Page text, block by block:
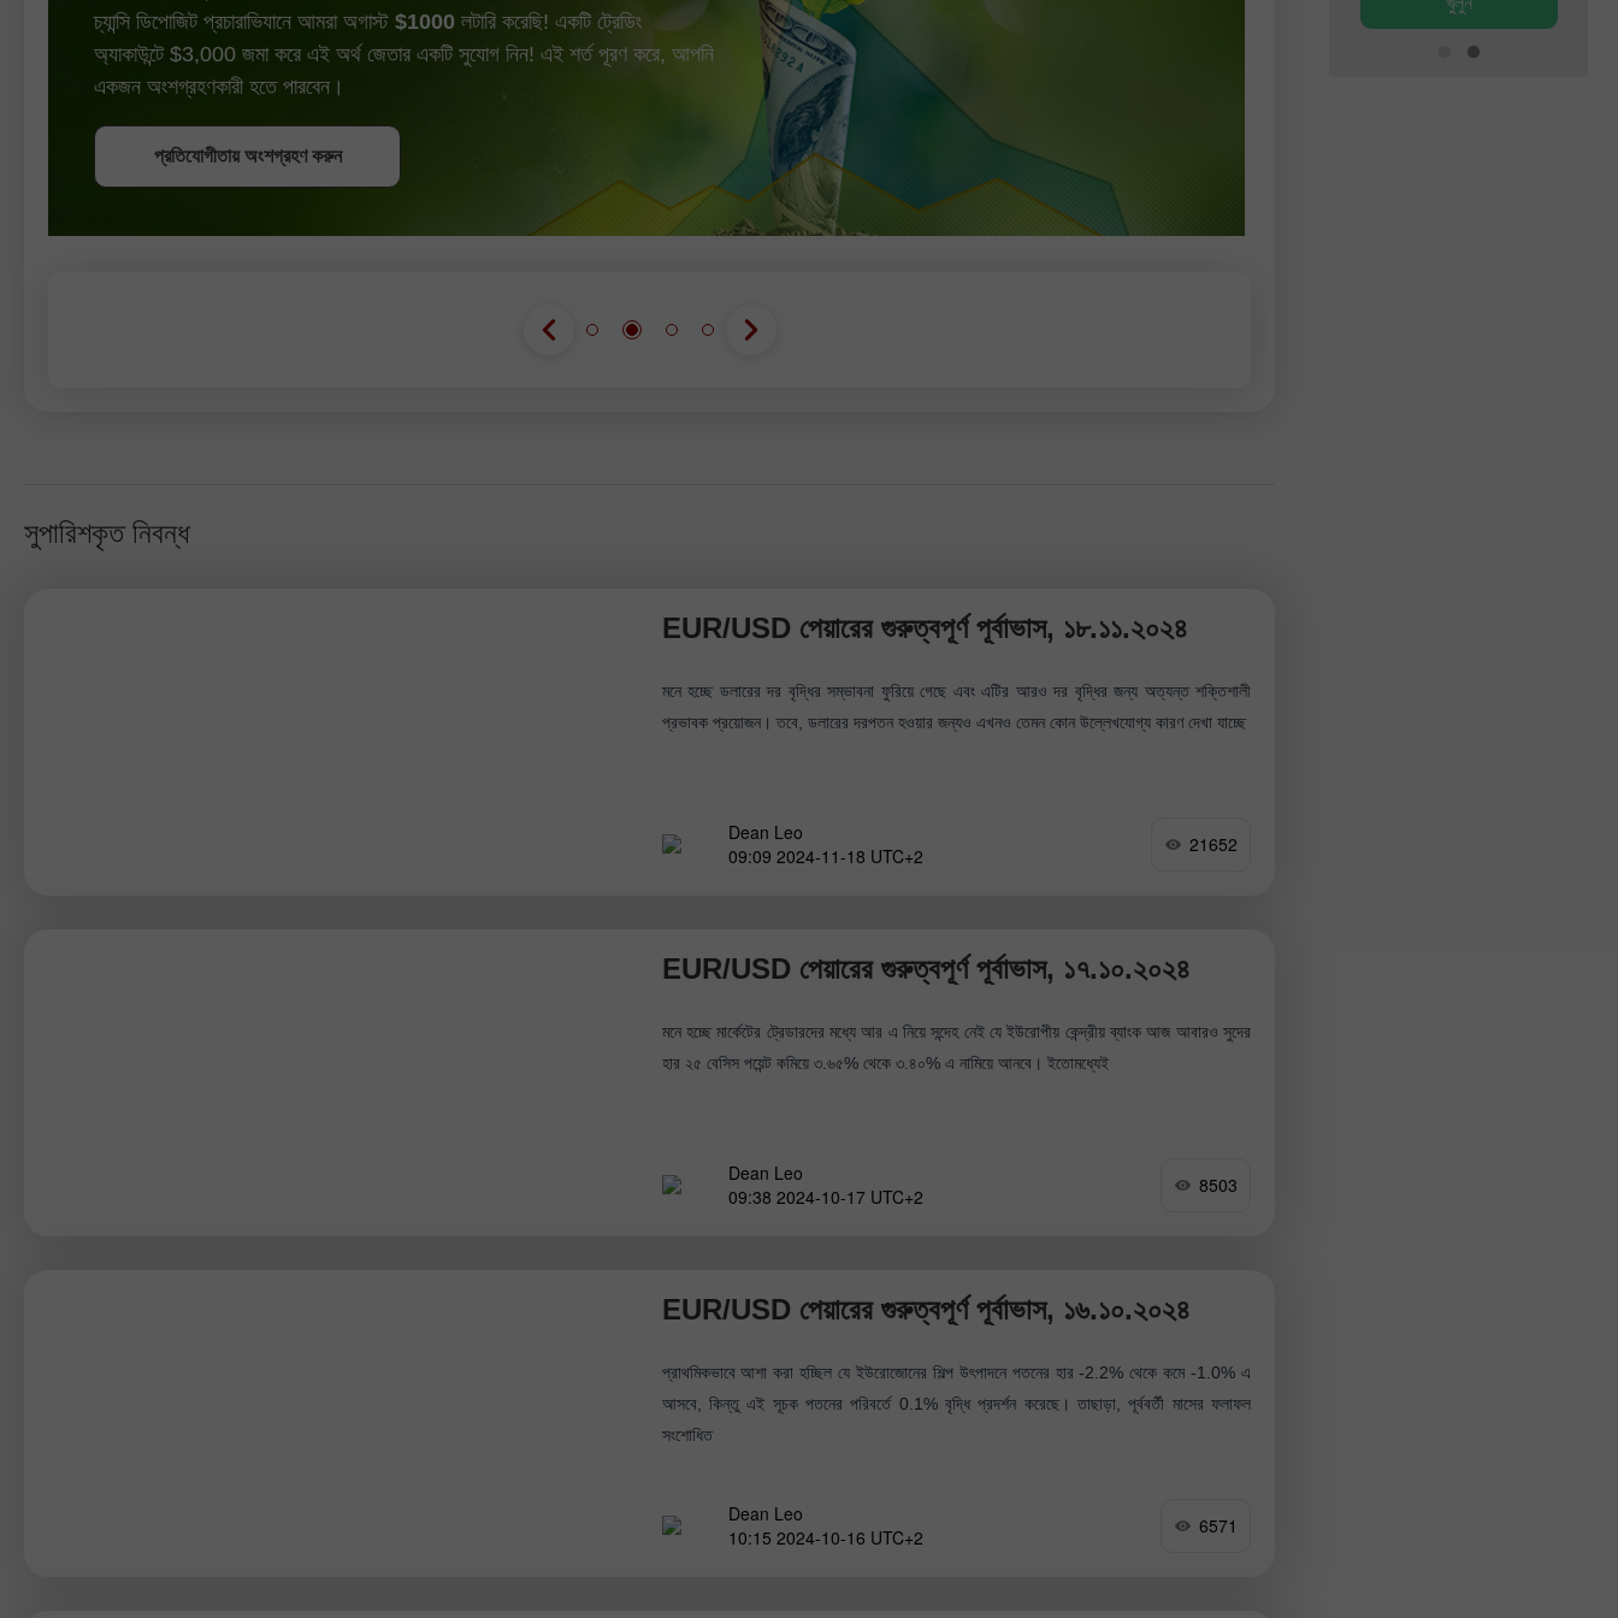
চ্যান্সি ডিপোজিট প্রচারাভিযানে আমরা অগাস্ট $1000 লটারি করেছি! একটি ট্রেডিং
অ্যাকাউন্টে $3,000 জমা করে এই অর্থ জেতার একটি সুযোগ নিন! এই শর্ত পূরণ করে, আপনি
একজন অংশগ্রহণকারী হতে পারবেন।
প্রতিযোগীতায় অংশগ্রহণ করুন
প্রতিযোগীতায় অংশগ্রহণ করুন
সুপারিশকৃত নিবন্ধ
EUR/USD পেয়ারের গুরুত্বপূর্ণ পূর্বাভাস, ১৮.১১.২০২৪
মনে হচ্ছে ডলারের দর বৃদ্ধির সম্ভাবনা ফুরিয়ে গেছে এবং এটির আরও দর বৃদ্ধির জন্য অত্যন্ত শক্তিশালী
প্রভাবক প্রয়োজন। তবে, ডলারের দরপতন হওয়ার জন্যও এখনও তেমন কোন উল্লেখযোগ্য কারণ দেখা যাচ্ছে
Dean Leo
09:09 2024-11-18 UTC+2
21652
EUR/USD পেয়ারের গুরুত্বপূর্ণ পূর্বাভাস, ১৭.১০.২০২৪
মনে হচ্ছে মার্কেটের ট্রেডারদের মধ্যে আর এ নিয়ে সন্দেহ নেই যে ইউরোপীয় কেন্দ্রীয় ব্যাংক আজ আবারও সুদের
হার ২৫ বেসিস পয়েন্ট কমিয়ে ৩.৬৫% থেকে ৩.৪০% এ নামিয়ে আনবে। ইতোমধ্যেই
Dean Leo
09:38 2024-10-17 UTC+2
8503
EUR/USD পেয়ারের গুরুত্বপূর্ণ পূর্বাভাস, ১৬.১০.২০২৪
প্রাথমিকভাবে আশা করা হচ্ছিল যে ইউরোজোনের শিল্প উৎপাদনে পতনের হার -2.2% থেকে কমে -1.0% এ
আসবে, কিন্তু এই সূচক পতনের পরিবর্তে 0.1% বৃদ্ধি প্রদর্শন করেছে। তাছাড়া, পূর্ববর্তী মাসের ফলাফল
সংশোধিত
Dean Leo
10:15 2024-10-16 UTC+2
6571